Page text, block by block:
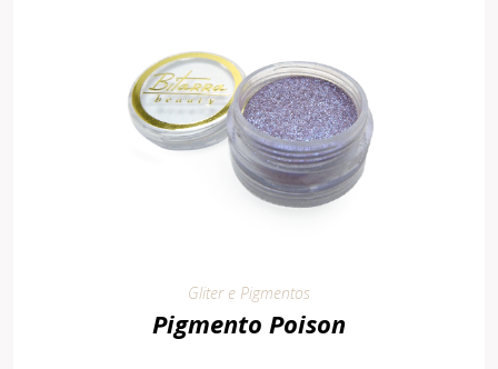
Gliter e Pigmentos
Pigmento Poison